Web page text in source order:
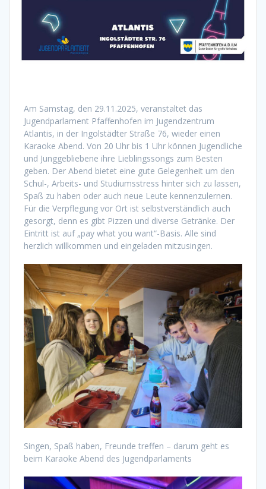
Am Samstag, den 29.11.2025, veranstaltet das
Jugendparlament Pfaffenhofen im Jugendzentrum
Atlantis, in der Ingolstädter Straße 76, wieder einen
Karaoke Abend. Von 20 Uhr bis 1 Uhr können Jugendliche
und Junggebliebene ihre Lieblingssongs zum Besten
geben. Der Abend bietet eine gute Gelegenheit um den
Schul-, Arbeits- und Studiumsstress hinter sich zu lassen,
Spaß zu haben oder auch neue Leute kennenzulernen.
Für die Verpflegung vor Ort ist selbstverständlich auch
gesorgt, denn es gibt Pizzen und diverse Getränke. Der
Eintritt ist auf „pay what you want“-Basis. Alle sind
herzlich willkommen und eingeladen mitzusingen.
Singen, Spaß haben, Freunde treffen – darum geht es
beim Karaoke Abend des Jugendparlaments